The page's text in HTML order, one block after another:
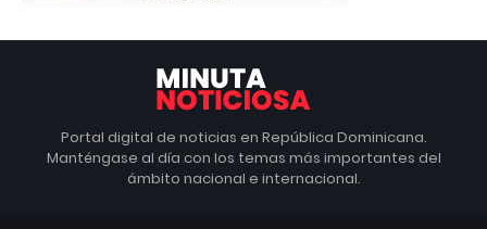
Portal digital de noticias en República Dominicana.
Manténgase al día con los temas más importantes del
ámbito nacional e internacional.